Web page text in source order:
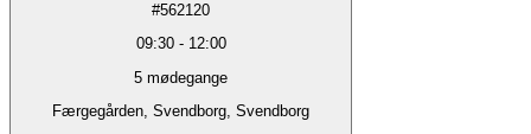
#562120
09:30- 12:00
5 mødegange
Færgegården, Svendborg, Svendborg